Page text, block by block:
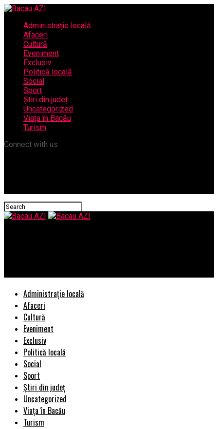
Administrație locală
Afaceri
Cultură
Eveniment
Exclusiv
Politică locală
Social
Sport
Știri din județ
Uncategorized
Viața în Bacău
Turism
Connect with us
Administrație locală
Afaceri
Cultură
Eveniment
Exclusiv
Politică locală
Social
Sport
Știri din județ
Uncategorized
Viața în Bacău
Turism